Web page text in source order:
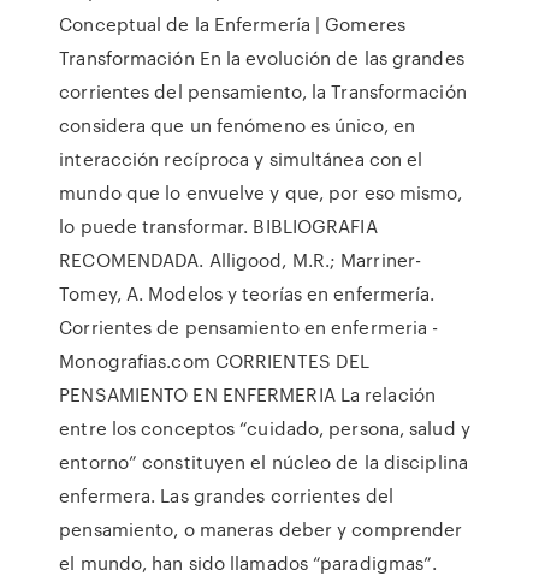
Conceptual de la Enfermería | Gomeres
Transformación En la evolución de las grandes
corrientes del pensamiento, la Transformación
considera que un fenómeno es único, en
interacción recíproca y simultánea con el
mundo que lo envuelve y que, por eso mismo,
lo puede transformar. BIBLIOGRAFIA
RECOMENDADA. Alligood, M.R.; Marriner-
Tomey, A. Modelos y teorías en enfermería.
Corrientes de pensamiento en enfermeria -
Monografias.com CORRIENTES DEL
PENSAMIENTO EN ENFERMERIA La relación
entre los conceptos “cuidado, persona, salud y
entorno” constituyen el núcleo de la disciplina
enfermera. Las grandes corrientes del
pensamiento, o maneras deber y comprender
el mundo, han sido llamados “paradigmas”.